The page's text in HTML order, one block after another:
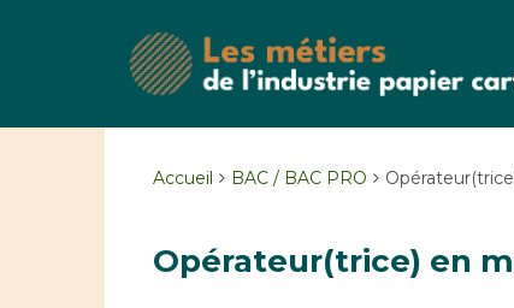
Accueil BAC / BAC PRO
Opérateur(trice) en